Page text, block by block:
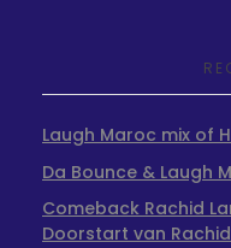
Laugh Maroc mix of
Da Bounce & Laugh
Comeback Rachid
Doorstart van